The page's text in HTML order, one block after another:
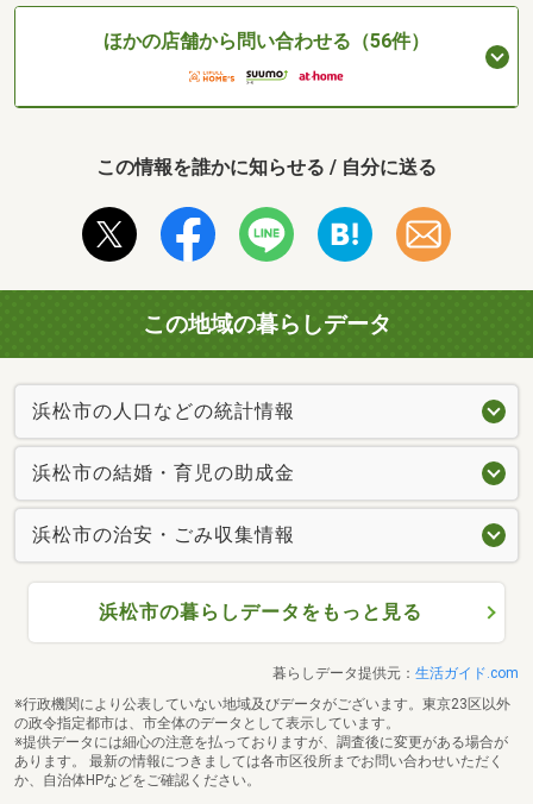
ほかの店舗から問い合わせる（56件）
この情報を誰かに知らせる / 自分に送る
この地域の暮らしデータ
浜松市の人口などの統計情報
浜松市の結婚・育児の助成金
浜松市の治安・ごみ収集情報
浜松市の暮らしデータをもっと見る
暮らしデータ提供元： 生活ガイド.com
※行政機関により公表していない地域及びデータがございます。東京23区以外
の政令指定都市は、市全体のデータとして表示しています。
※提供データには細心の注意を払っておりますが、調査後に変更がある場合が
あります。 最新の情報につきましては各市区役所までお問い合わせいただく
か、自治体HPなどをご確認ください。